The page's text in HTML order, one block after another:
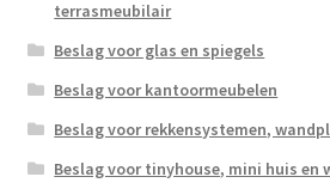
terrasmeubilair
Beslag voor glas en spiegels
Beslag voor kantoormeubelen
Beslag voor rekkensystemen,
Beslag voor tinyhouse, mini huis en